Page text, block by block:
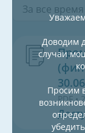
За все время
PDF
Доводим
случаи
Просим